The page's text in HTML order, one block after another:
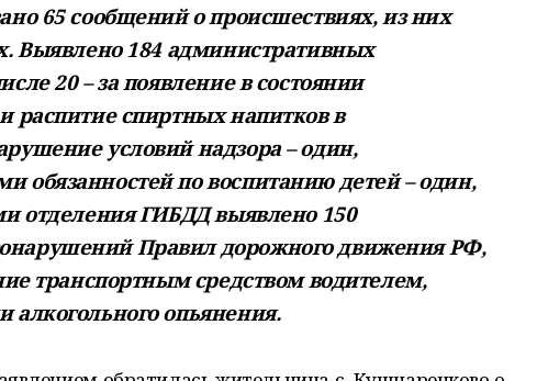
65 сообщений о происшествиях, из них
Выявлено 184 административных
20 – за появление в состоянии
распитие спиртных напитков в
условий надзора – один,
обязанностей по воспитанию детей – один,
отделения ГИБДД выявлено 150
Правил дорожного движения РФ,
транспортным средством водителем,
алкогольного опьянения.